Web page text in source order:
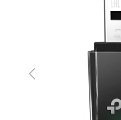
Previous